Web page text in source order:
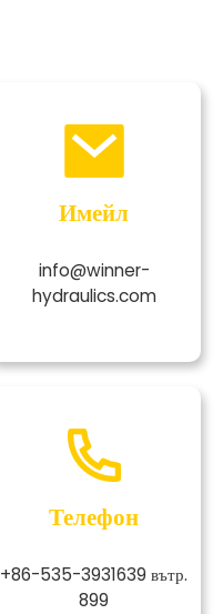
Имейл
info@winner-
hydraulics.com
Телефон
+86-535-3931639 вътр.
899